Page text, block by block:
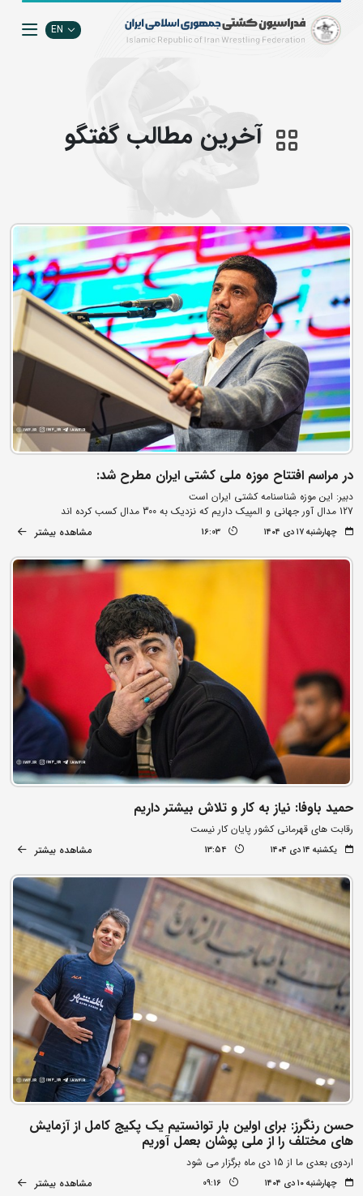
EN
آخرین مطالب گفتگو
در مراسم افتتاح موزه ملی کشتی ایران مطرح شد:
دبیر: این موزه شناسنامه کشتی ایران است
127 مدال آور جهانی و المپیک داریم که نزدیک به 300 مدال کسب کرده اند
چهارشنبه ۱۷ دی ۱۴۰۴ 16:03 مشاهده بیشتر
حمید باوفا: نیاز به کار و تلاش بیشتر داریم
رقابت های قهرمانی کشور پایان کار نیست
یکشنبه ۱۴ دی ۱۴۰۴ 13:54 مشاهده بیشتر
حسن رنگرز: برای اولین بار توانستیم یک پکیج کامل از آزمایش
های مختلف را از ملی پوشان بعمل آوریم
اردوی بعدی ما از 15 دی ماه برگزار می شود
چهارشنبه ۱۰ دی ۱۴۰۴ 09:16 مشاهده بیشتر